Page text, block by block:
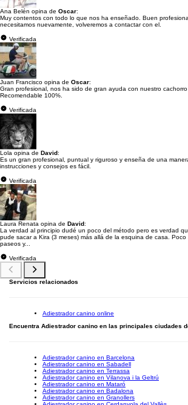
Ana Belén opina de Oscar:
Muy contentos con todo lo que nos ha enseñado. Buen
necesitamos nuevamente, volveremos a contactar con el.
Verificada
Juan Francisco opina de Oscar:
Gran profesional, nos ha sido de gran ayuda con nuestro cachorro
Recomendable 100%.
Verificada
Lola opina de David:
Es un gran profesional, puntual y riguroso y enseña de una
instrucciones y consejos es fácil.
Verificada
Laura Renata opina de David:
La verdad al principio dudé un poco del método pero es verdad
pude sacar a Kira (3 meses) más allá de la esquina de casa.
paseos y...
Verificada
Servicios relacionados
Adiestrador canino online
Encuentra Adiestrador canino en las principales ciudades
Adiestrador canino en Barcelona
Adiestrador canino en Sabadell
Adiestrador canino en Terrassa
Adiestrador canino en Vilanova i la Geltrú
Adiestrador canino en Mataró
Adiestrador canino en Badalona
Adiestrador canino en Granollers